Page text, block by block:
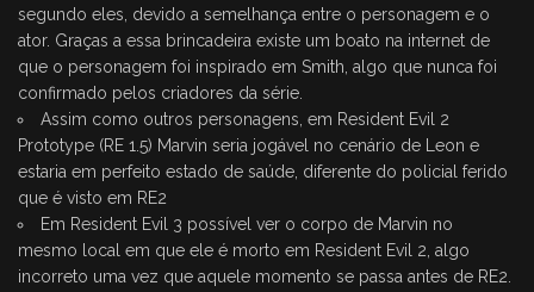
segundo eles, devido a semelhança entre o personagem e o
ator. Graças a essa brincadeira existe um boato na internet de
que o personagem foi inspirado em Smith, algo que nunca foi
confirmado pelos criadores da série.
Assim como outros personagens, em Resident Evil 2
Prototype (RE 1.5) Marvin seria jogável no cenário de Leon e
estaria em perfeito estado de saúde, diferente do policial ferido
que é visto em RE2
Em Resident Evil 3 possível ver o corpo de Marvin no
mesmo local em que ele é morto em Resident Evil 2, algo
incorreto uma vez que aquele momento se passa antes de RE2.